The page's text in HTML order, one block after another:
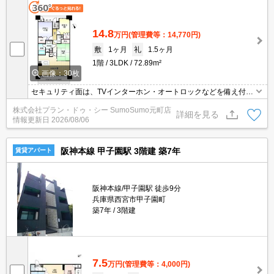
画像：30枚
14.8万円(管理費等：14,770円)
敷
1ヶ月 礼
1.5ヶ月
1階
3LDK 72.89m²
セキュリティ面は、TVインターホン・オートロックなどを備え付け
ているので安心して暮らせます。宅配ボックスがあればいつでも荷
物を受け取ることができるので、配達時間に拘束されることなく生
活することができます。室内設備は浴室乾燥機・洗面所独立・食器
洗乾燥機などが揃っており、とても充実しています。
株式会社プラン・ドゥ・シー SumoSumo元町店
情報更新日 2026/08/06
詳細を見る
賃貸アパート 阪神本線 甲子園駅 3階建 築7年
阪神本線/甲子園駅 徒歩9分
兵庫県西宮市甲子園町
築7年
3階建
7.5万円(管理費等：4,000円)